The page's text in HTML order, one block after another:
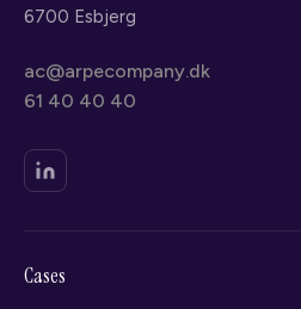
6700 Esbjerg
ac@arpecompany.dk
61 40 40 40
Cases